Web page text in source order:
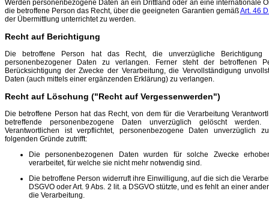
Werden personenbezogene Daten an ein Drittland oder an eine internationale
die betroffene Person das Recht, über die geeigneten Garantien gemäßArt. 46
der Übermittlung unterrichtet zu werden.
Recht auf Berichtigung
Die betroffene Person hat das Recht, die unverzügliche Berichtigung
personenbezogener Daten zu verlangen. Ferner steht der betroffenen
Berücksichtigung der Zwecke der Verarbeitung, die Vervollständigung
Daten (auch mittels einer ergänzenden Erklärung) zu verlangen.
Recht auf Löschung ("Recht auf Vergessenwerden")
Die betroffene Person hat das Recht, von dem für die Verarbeitung
betreffende personenbezogene Daten unverzüglich gelöscht
Verantwortlichen ist verpflichtet, personenbezogene Daten unverzüglich
folgenden Gründe zutrifft:
Die personenbezogenen Daten wurden für solche Zwecke
verarbeitet, für welche sie nicht mehr notwendig sind.
Die betroffene Person widerruft ihre Einwilligung, auf die sich die
DSGVO oder Art. 9 Abs. 2 lit. a DSGVO stützte, und es fehlt an einer
die Verarbeitung.